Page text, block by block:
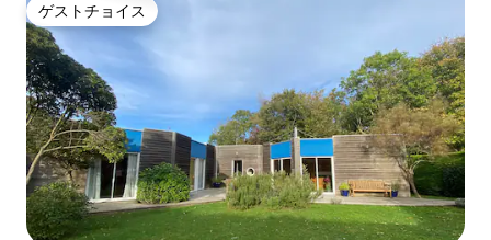
ゲストチョイス
ゲストチョイス